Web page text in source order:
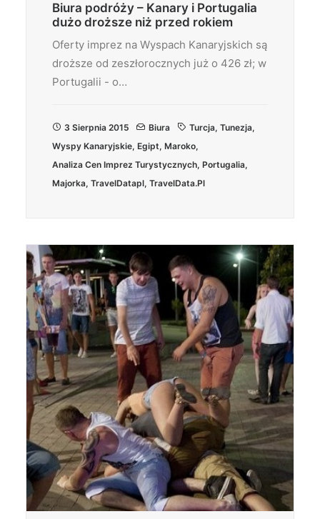
Biura podróży – Kanary i Portugalia
dużo droższe niż przed rokiem
Oferty imprez na Wyspach Kanaryjskich są
droższe od zeszłorocznych już o 426 zł; w
Portugalii - o…
3 Sierpnia 2015 Biura Turcja, Tunezja,
Wyspy Kanaryjskie, Egipt, Maroko,
Analiza Cen Imprez Turystycznych, Portugalia,
Majorka, TravelDatapl, TravelData.pl